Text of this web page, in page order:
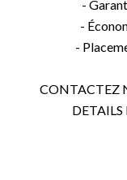
-
-
-
CONTACTEZ